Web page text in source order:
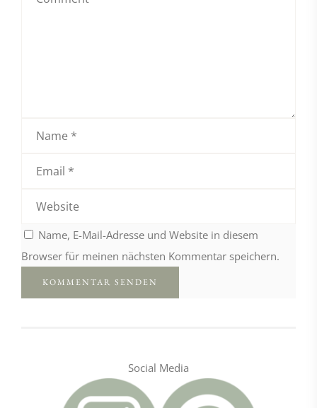
Name, E-Mail-Adresse und Website in diesem
Browser für meinen nächsten Kommentar speichern.
Social Media